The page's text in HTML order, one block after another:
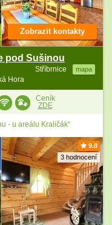
pod Sušinou
Stříbrnice mapa
Hora
Zobrazit kontakty
Ceník
ZDE
- u areálu Kraličák“
9.8
3 hodnocení